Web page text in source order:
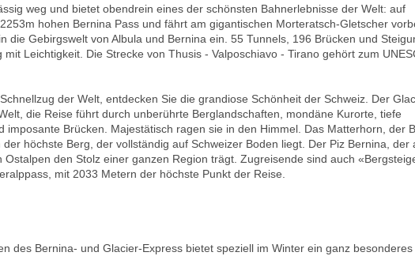
weg und bietet obendrein eines der schönsten Bahnerlebnisse der Welt: auf
hohen Bernina Pass und fährt am gigantischen Morteratsch-Gletscher
die Gebirgswelt von Albula und Bernina ein. 55 Tunnels, 196 Brücken und
Leichtigkeit. Die Strecke von Thusis - Valposchiavo - Tirano gehört zum
der Welt, entdecken Sie die grandiose Schönheit der Schweiz. Der
die Reise führt durch unberührte Berglandschaften, mondäne Kurorte, tiefe
imposante Brücken. Majestätisch ragen sie in den Himmel. Das Matterhorn, der
höchste Berg, der vollständig auf Schweizer Boden liegt. Der Piz Bernina, der
den Stolz einer ganzen Region trägt. Zugreisende sind auch
mit 2033 Metern der höchste Punkt der Reise.
des Bernina- und Glacier-Express bietet speziell im Winter ein ganz besonderes